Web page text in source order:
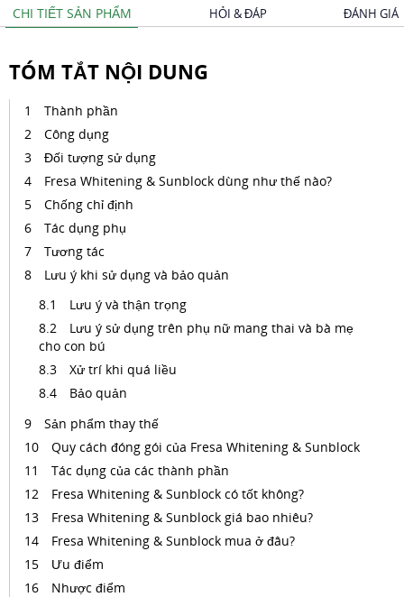
CHI TIẾT SẢN PHẨM HỎI & ĐÁP ĐÁNH GIÁ
TÓM TẮT NỘI DUNG
Thành phần
Công dụng
Đối tượng sử dụng
Fresa Whitening & Sunblock dùng như thế nào?
Chống chỉ định
Tác dụng phụ
Tương tác
Lưu ý khi sử dụng và bảo quản
Lưu ý và thận trọng
Lưu ý sử dụng trên phụ nữ mang thai và bà mẹ
cho con bú
Xử trí khi quá liều
Bảo quản
Sản phẩm thay thế
Quy cách đóng gói của Fresa Whitening & Sunblock
Tác dụng của các thành phần
Fresa Whitening & Sunblock có tốt không?
Fresa Whitening & Sunblock giá bao nhiêu?
Fresa Whitening & Sunblock mua ở đâu?
Ưu điểm
Nhược điểm